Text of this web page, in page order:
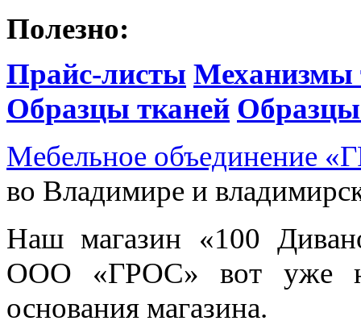
Полезно:
Прайс-листы Механизмы
Образцы тканей
Мебельное объединение «
во Владимире и
Наш магазин
«100
ООО
«ГРОС» вот уже
основания магазина.